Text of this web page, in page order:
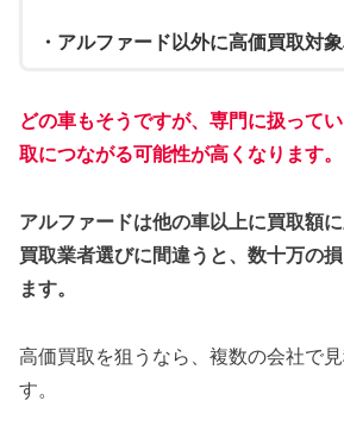
・アルファード以外に高価買取対
どの車もそうですが、専門に扱って
取につながる可能性が高くなります。
アルファードは他の車以上に買取額に
買取業者選びに間違うと、数十万の
ます。
高価買取を狙うなら、複数の会社で
す。